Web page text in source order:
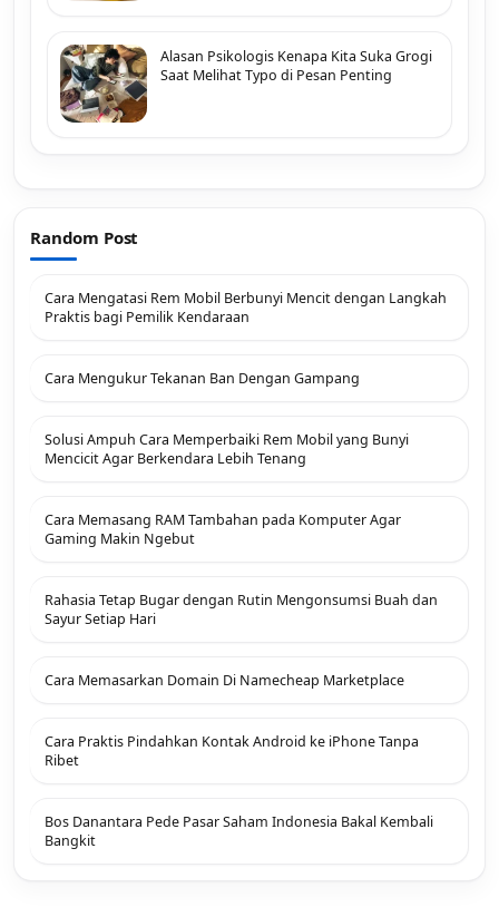
Alasan Psikologis Kenapa Kita Suka Grogi
Saat Melihat Typo di Pesan Penting
Random Post
Cara Mengatasi Rem Mobil Berbunyi Mencit dengan Langkah
Praktis bagi Pemilik Kendaraan
Cara Mengukur Tekanan Ban Dengan Gampang
Solusi Ampuh Cara Memperbaiki Rem Mobil yang Bunyi
Mencicit Agar Berkendara Lebih Tenang
Cara Memasang RAM Tambahan pada Komputer Agar
Gaming Makin Ngebut
Rahasia Tetap Bugar dengan Rutin Mengonsumsi Buah dan
Sayur Setiap Hari
Cara Memasarkan Domain Di Namecheap Marketplace
Cara Praktis Pindahkan Kontak Android ke iPhone Tanpa
Ribet
Bos Danantara Pede Pasar Saham Indonesia Bakal Kembali
Bangkit